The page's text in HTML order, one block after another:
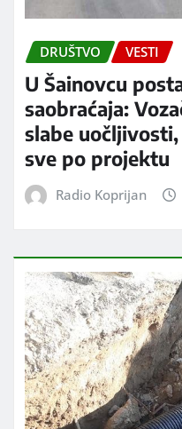
DRUŠTVO VESTI
U Šainovcu
saobraćaja:
slabe
sve po projektu
Radio Koprijan